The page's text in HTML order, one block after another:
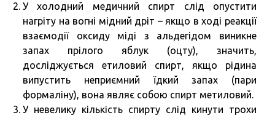
У холодний медичний спирт слід опустити
нагріту на вогні мідний дріт – якщо в ході реакції
взаємодії оксиду міді з альдегідом виникне
запах прілого яблук (оцту), значить,
досліджується етиловий спирт, якщо рідина
випустить неприємний їдкий запах (пари
формаліну), вона являє собою спирт метиловий.
У невелику кількість спирту слід кинути трохи